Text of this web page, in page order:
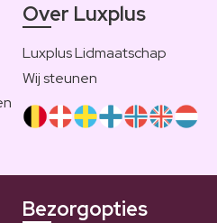
Over Luxplus
Luxplus Lidmaatschap
Wij steunen
Bezorgopties